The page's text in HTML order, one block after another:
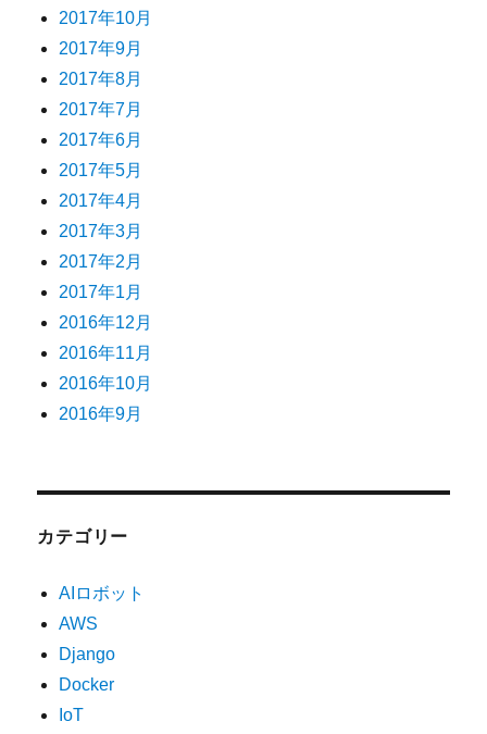
2017年10月
2017年9月
2017年8月
2017年7月
2017年6月
2017年5月
2017年4月
2017年3月
2017年2月
2017年1月
2016年12月
2016年11月
2016年10月
2016年9月
カテゴリー
AIロボット
AWS
Django
Docker
IoT